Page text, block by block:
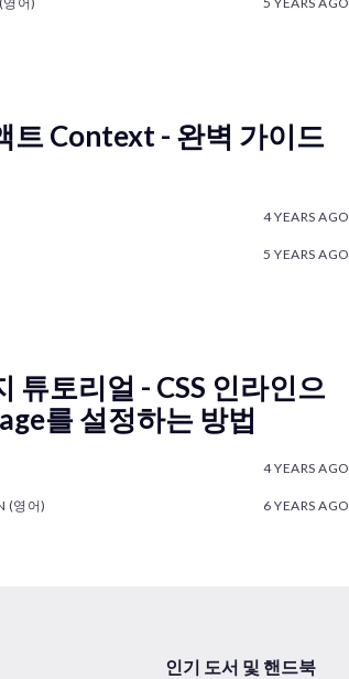
트 Context - 완벽 가이드
4 YEARS AGO
5 YEARS AGO
튜토리얼 - CSS 인라인으
를 설정하는 방법
4 YEARS AGO
(영어) 6 YEARS AGO
인기 도서 및 핸드북